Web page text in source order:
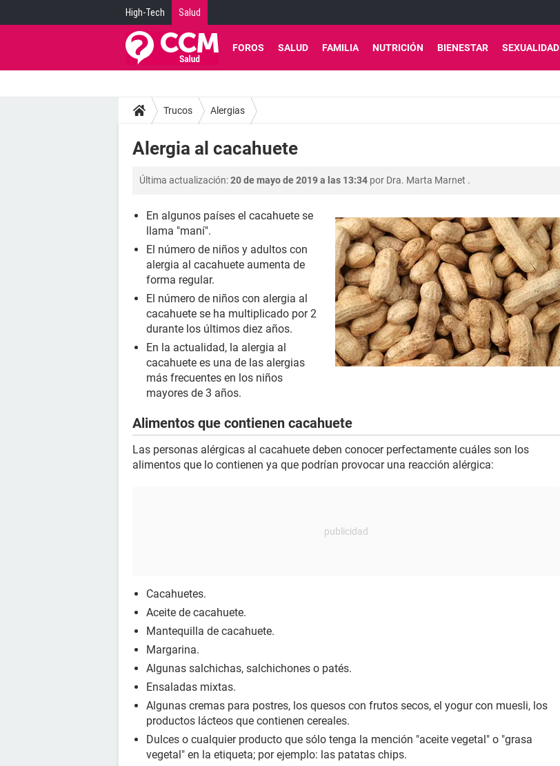
High-Tech Salud
FOROS SALUD FAMILIA NUTRICIÓN BIENESTAR SEXUALIDAD
Trucos Alergias
Alergia al cacahuete
Última actualización:20 de mayo de 2019 a las 13:34 por Dra. Marta Marnet .
En algunos países el cacahuete se
llama "maní".
El número de niños y adultos con
alergia al cacahuete aumenta de
forma regular.
El número de niños con alergia al
cacahuete se ha multiplicado por 2
durante los últimos diez años.
En la actualidad, la alergia al
cacahuete es una de las alergias
más frecuentes en los niños
mayores de 3 años.
Alimentos que contienen cacahuete
Las personas alérgicas al cacahuete deben conocer perfectamente cuáles son los
alimentos que lo contienen ya que podrían provocar una reacción alérgica:
Cacahuetes.
Aceite de cacahuete.
Mantequilla de cacahuete.
Margarina.
Algunas salchichas, salchichones o patés.
Ensaladas mixtas.
Algunas cremas para postres, los quesos con frutos secos, el yogur con muesli, los
productos lácteos que contienen cereales.
Dulces o cualquier producto que sólo tenga la mención "aceite vegetal" o "grasa
vegetal" en la etiqueta; por ejemplo: las patatas chips.